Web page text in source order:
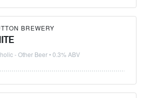
BREWERY
- Other Beer• 0.3% ABV